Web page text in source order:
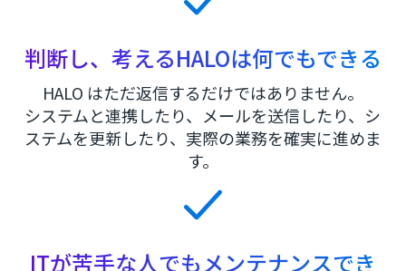
判断し、考えるHALOは何でもできる
HALO はただ返信するだけではありません。
システムと連携したり、メールを送信したり、シ
ステムを更新したり、実際の業務を確実に進めま
す。
ITが苦手な人でもメンテナンスでき